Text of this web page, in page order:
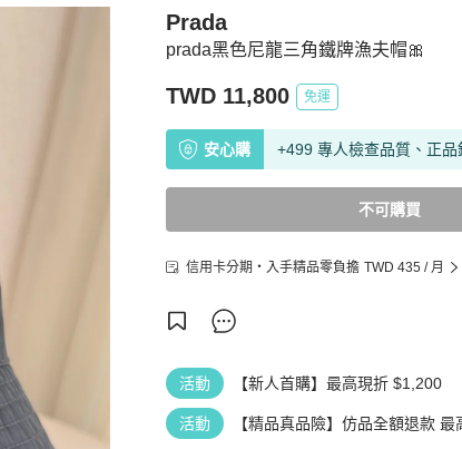
prada黑色尼龍三角鐵牌漁夫帽🎀
Prada
TWD 11,800 免運
安心購 +499 專人檢查品質、正品
不可購買
信用卡分期・入手精品零負擔 TWD 435 / 月
活動 【新人首購】最高現折 $1,200
活動 【精品真品險】仿品全額退款